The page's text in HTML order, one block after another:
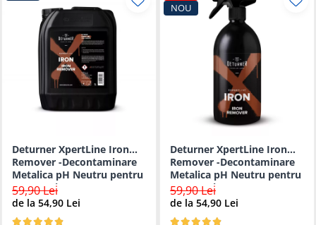
Deturner XpertLine Iron
Remover -Decontaminare
Metalica pH Neutru pentru
Vopsea si Jante - 5L
59,90 Lei
de la 54,90 Lei
NOU
Deturner XpertLine Iron
Remover -Decontaminare
Metalica pH Neutru pentru
Vopsea si Jante - 1L
59,90 Lei
de la 54,90 Lei